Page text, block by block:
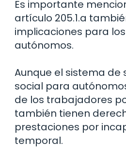
Es importante
artículo 205.1.a
implicaciones para
autónomos.
Aunque el sistema de
social para
de los trabajadores
también tienen
prestaciones por
temporal.